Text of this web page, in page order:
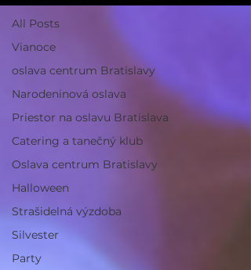
All Posts
Vianoce
oslava centrum Bratislavy
Narodeninová oslava
Priestor na oslavu Bratislava
Catering a tanečný klub
Oslava centrum Bratislavy
Halloween
Strašidelná výzdoba
Silvester
Party